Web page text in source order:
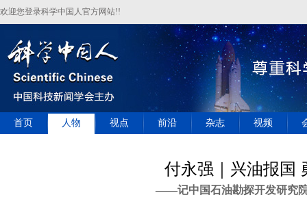
欢迎您登录科学中国人官方网站!!
首页 人物 视点 前沿 杂志 视频
付永强｜兴油报国
——记中国石油勘探开发研究